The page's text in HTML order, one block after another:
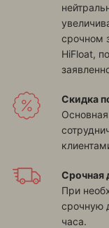
срочном
HiFloat,
Скидка
Срочная
При
срочную
часа.